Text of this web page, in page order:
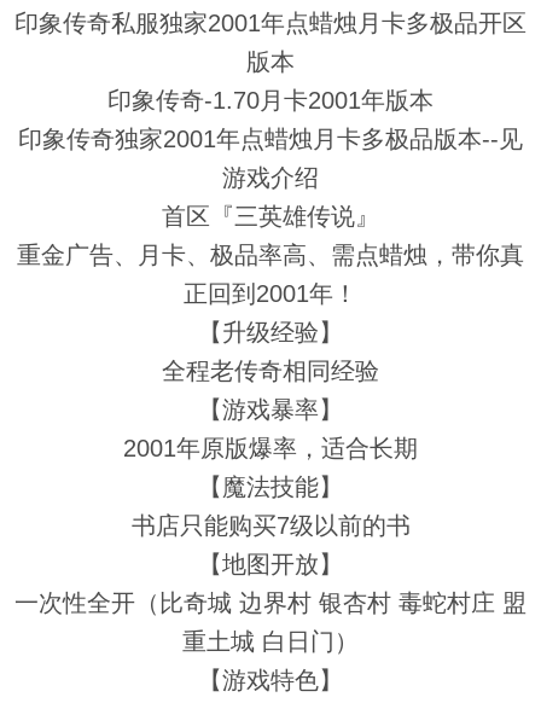
印象传奇私服独家2001年点蜡烛月卡多极品开区
版本
印象传奇-1.70月卡2001年版本
印象传奇独家2001年点蜡烛月卡多极品版本--见
游戏介绍
首区『三英雄传说』
重金广告、月卡、极品率高、需点蜡烛，带你真
正回到2001年！
【升级经验】
全程老传奇相同经验
【游戏暴率】
2001年原版爆率，适合长期
【魔法技能】
书店只能购买7级以前的书
【地图开放】
一次性全开（比奇城 边界村 银杏村 毒蛇村庄 盟
重土城 白日门）
【游戏特色】